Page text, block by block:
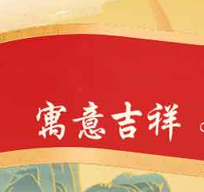
5 4 1
33 32 31 30
29
1 0